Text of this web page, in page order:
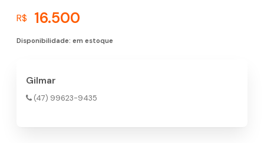
R$ 16.500
Disponibilidade: em estoque
Gilmar
(47) 99623-9435